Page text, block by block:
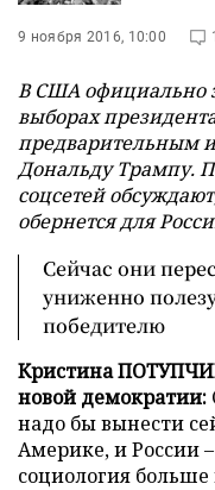
9 ноября 2016, 10:00
В США официально
выборах
предварительным
Дональду Трампу.
соцсетей
обернется для
Сейчас они
униженно
победителю
Кристина
новой демократии:
надо бы вынести
Америке, и России
социология больше